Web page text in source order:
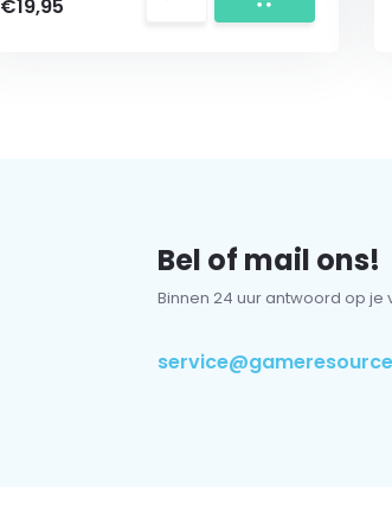
€19,95
Bel of mail ons!
Binnen 24 uur antwoord op je